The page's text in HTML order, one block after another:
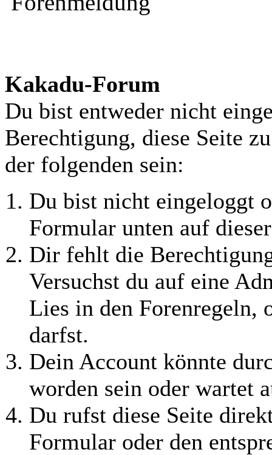
Kakadu-Forum
Du bist entweder nicht
Berechtigung, diese Seite
der folgenden sein:
Du bist nicht eingeloggt
Formular unten auf
Dir fehlt die
Versuchst du auf eine
Lies in den Forenregeln,
darfst.
Dein Account könnte
worden sein oder wartet
Du rufst diese Seite
Formular oder den